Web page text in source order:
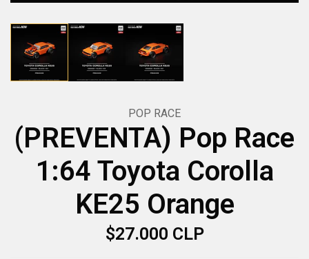
POP RACE
(PREVENTA) Pop Race
1:64 Toyota Corolla
KE25 Orange
$27.000 CLP